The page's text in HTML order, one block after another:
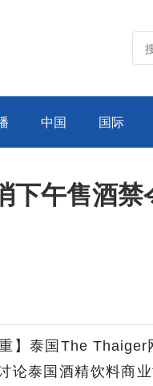
中国 国际
下午售酒禁
】泰国The
论泰国酒精饮料商